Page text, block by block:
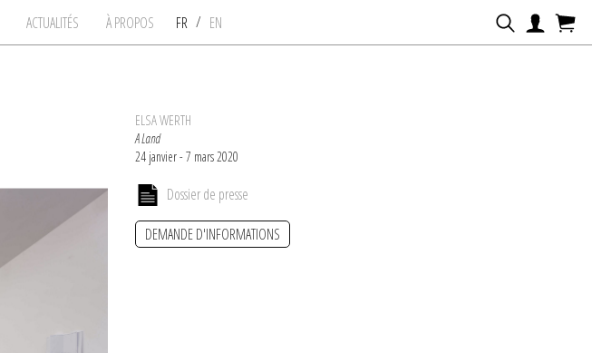
ACTUALITÉS À PROPOS FR / EN
ELSA WERTH
A Land
24 janvier - 7 mars 2020
Dossier de presse
DEMANDE D'INFORMATIONS